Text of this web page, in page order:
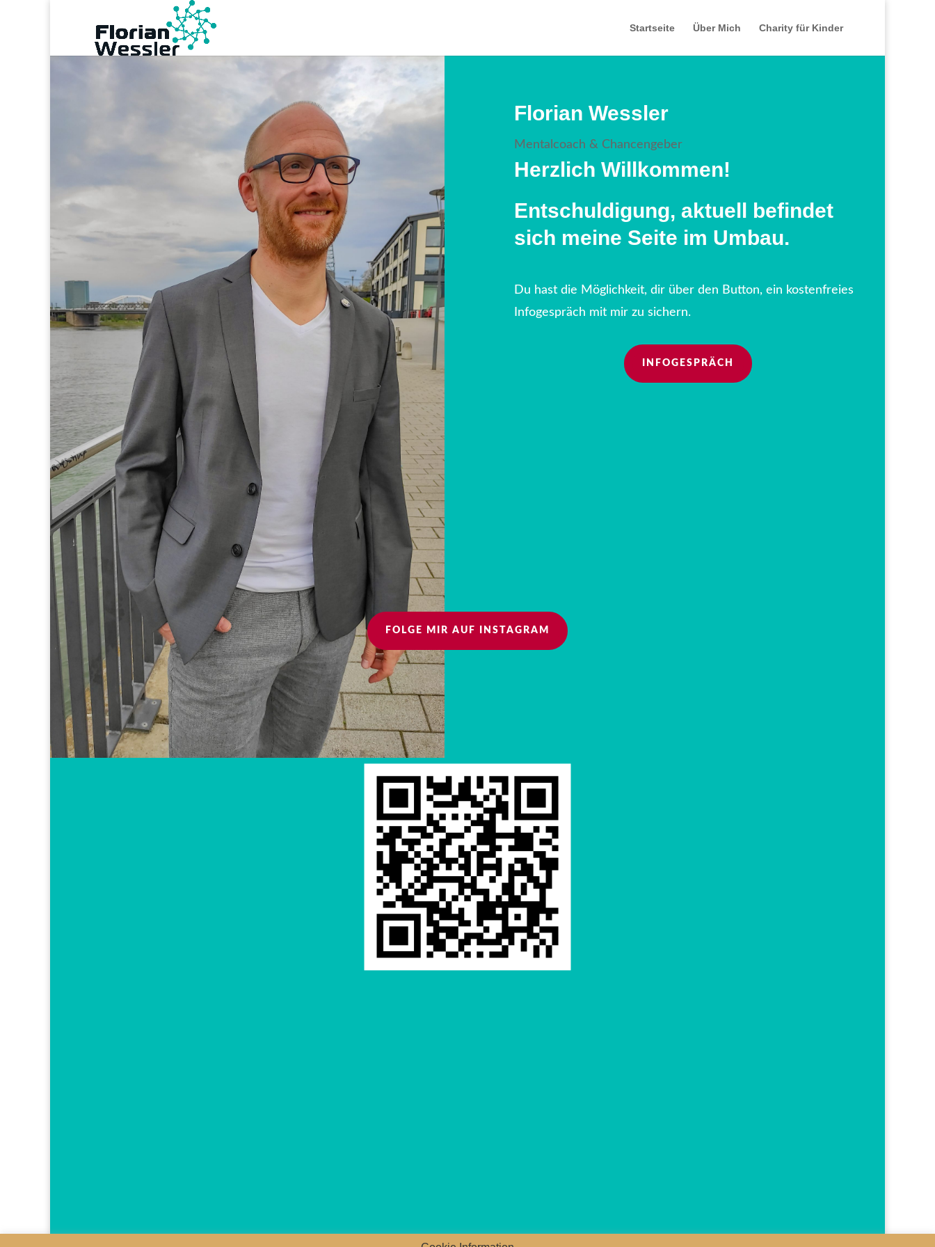
Startseite Über Mich Charity für Kinder
Florian Wessler
Mentalcoach & Chancengeber
Herzlich Willkommen!
Entschuldigung, aktuell befindet
sich meine Seite im Umbau.
Du hast die Möglichkeit, dir über den Button, ein kostenfreies
Infogespräch mit mir zu sichern.
INFOGESPRÄCH
FOLGE MIR AUF INSTAGRAM